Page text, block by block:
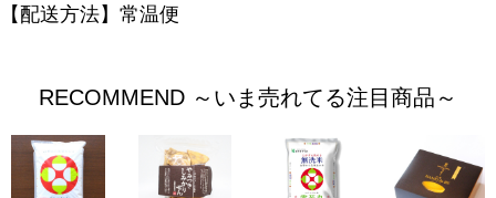
【配送方法】常温便
RECOMMEND ～いま売れてる注目商品～